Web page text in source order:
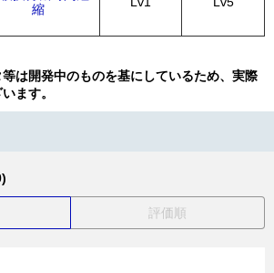
縮
は開発中のものを基にしているため、実際
ます。
評価順